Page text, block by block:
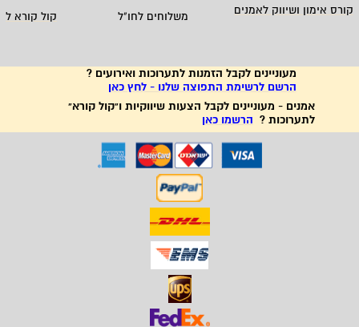
קורס אימון ושיווק לאמנים
משלוחים לחו"ל קול קורא
מעוניינים לקבל הזמנות לתערוכות ואירועים ?
הרשם לרשימת התפוצה שלנו - לחץ כאן
אמנים - מעוניינים לקבל הצעות שיווקיות ו"קול קורא"
לתערוכות ? הרשמו כאן